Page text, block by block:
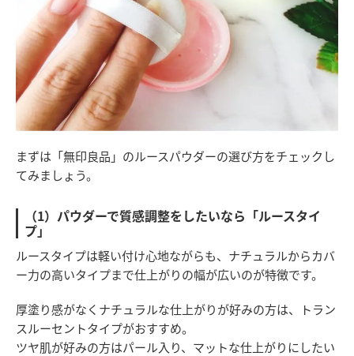
まずは「無印良品」のルースパウダーの選び方をチェックし
てみましょう。
（1）パウダーで質感調整をしたいなら「ルースタイ
プ」
ルースタイプは軽い付け心地ながらも、ナチュラルからカバ
ー力の高いタイプまで仕上がりの幅が広いのが特徴です。
厚塗り感がなくナチュラルな仕上がりが好みの方は、トラン
スルーセントタイプがおすすめ。
ツヤ肌が好みの方はパール入り、マットな仕上がりにしたい